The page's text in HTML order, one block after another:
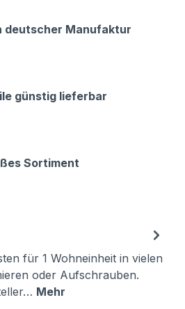
deutscher Manufaktur
günstig lieferbar
Sortiment
für 1 Wohneinheit in vielen
oder Aufschrauben.
Mehr